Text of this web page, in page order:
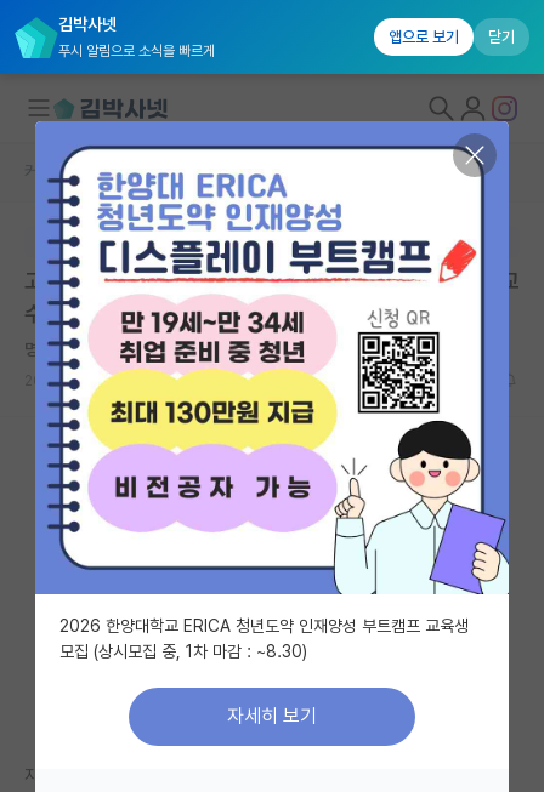
김박사넷
푸시 알림으로 소식을 빠르게
앱으로 보기 닫기
대학원생 모집
국내대학원 정보
연구실&오픈랩
커뮤니티
커뮤니티 홈
전체글보기
베스트 게시판
IF 명예의전당
자유 게시판(아무개랩)
미국 유학 게시판
미국 대학원 합격 후기 게시판
대학원생 모집 게시판
커뮤니티 홈 임용 정보 게시판
본문이 수정되지 않는 박제글입니다.
고려대학교 기술경영전문대학원 비전임 교수(겸임/객원교
수) 초빙 공고 (2026.9.1일자)
명석한 시몬 드 보부아르
2026.06.26 286
자세한 내용은 홈페이지를 참고해 주세요.
2026 한양대학교 ERICA 청년도약 인재양성 부트캠프 교육생
모집 (상시모집 중, 1차 마감 : ~8.30)
자세히 보기